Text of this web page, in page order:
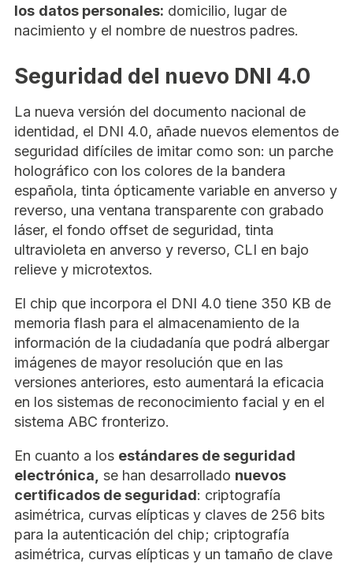
los datos personales: domicilio, lugar de
nacimiento y el nombre de nuestros padres.
Seguridad del nuevo DNI 4.0
La nueva versión del documento nacional de
identidad, el DNI 4.0, añade nuevos elementos de
seguridad difíciles de imitar como son: un parche
holográfico con los colores de la bandera
española, tinta ópticamente variable en anverso y
reverso, una ventana transparente con grabado
láser, el fondo offset de seguridad, tinta
ultravioleta en anverso y reverso, CLI en bajo
relieve y microtextos.
El chip que incorpora el DNI 4.0 tiene 350 KB de
memoria flash para el almacenamiento de la
información de la ciudadanía que podrá albergar
imágenes de mayor resolución que en las
versiones anteriores, esto aumentará la eficacia
en los sistemas de reconocimiento facial y en el
sistema ABC fronterizo.
En cuanto a los estándares de seguridad
electrónica, se han desarrollado nuevos
certificados de seguridad: criptografía
asimétrica, curvas elípticas y claves de 256 bits
para la autenticación del chip; criptografía
asimétrica, curvas elípticas y un tamaño de clave